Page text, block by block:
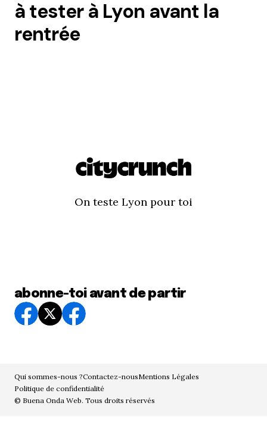
à tester à Lyon avant la
rentrée
On teste Lyon pour toi
abonne-toi avant de partir
Qui sommes-nous ?Contactez-nousMentions Légales
Politique de confidentialité
© Buena Onda Web. Tous droits réservés